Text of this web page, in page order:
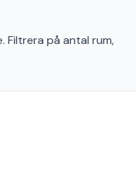
Filtrera på antal rum,